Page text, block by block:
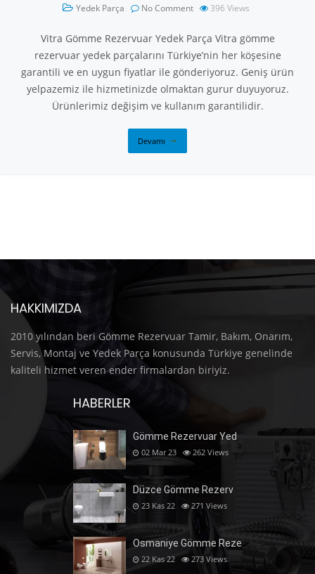
Yedek Parça No Comment 396 Views
Vitra Gömme Rezervuar Yedek Parça Vitra gömme
rezervuar yedek parçalarını Türkiye’nin her köşesine
garantili ve en uygun fiyatlar ile gönderiyoruz. Geniş ürün
yelpazemiz ile hizmetinizde olmaktan gurur duyuyoruz.
Ürünlerimiz değişim ve kullanım garantilidir.
Devamı
HAKKIMIZDA
2010 yılından beri Gömme Rezervuar Tamir, Bakım, Onarım,
Servis, Montaj ve Yedek Parça konusunda Türkiye genelinde
kaliteli hizmet veren ender firmalardan biriyiz.
HABERLER
Gömme Rezervuar Yed
02 Mar 23 262 Views
Düzce Gömme Rezerv
23 Kas 22 271 Views
Osmaniye Gömme Reze
22 Kas 22 273 Views